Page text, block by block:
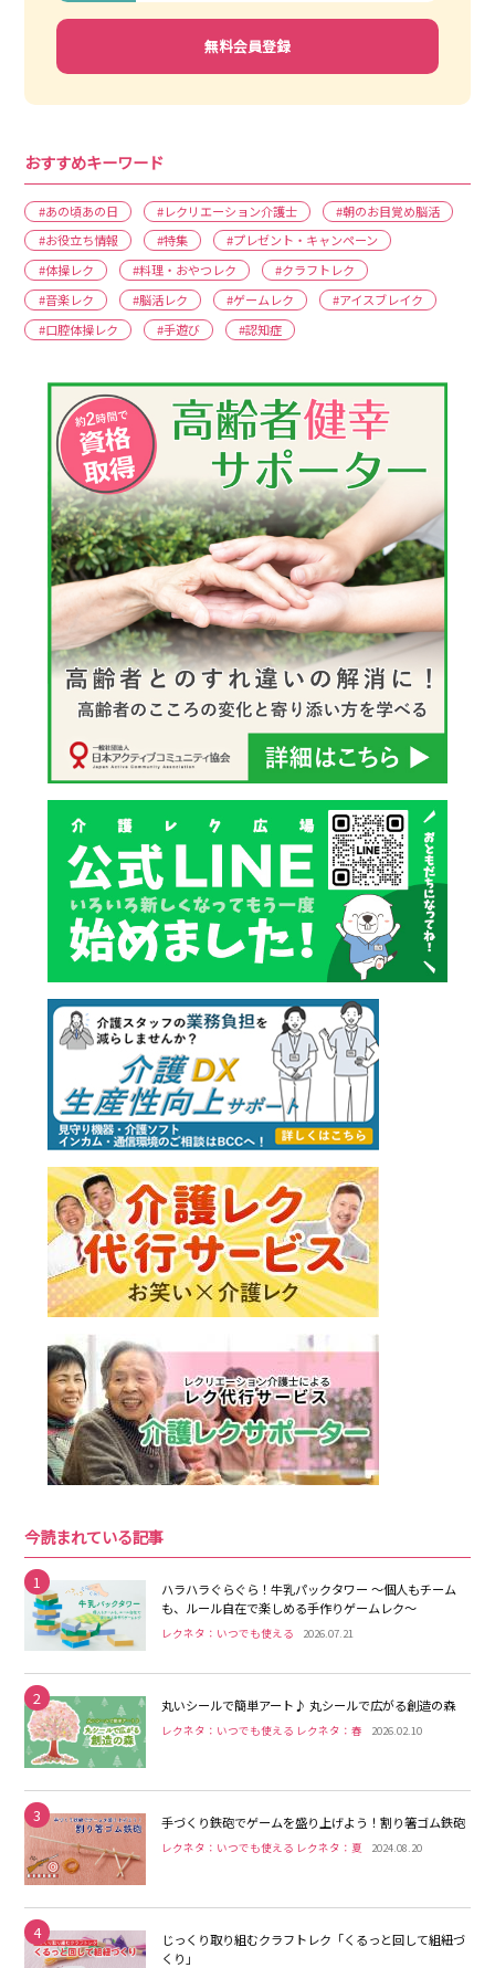
無料会員登録
おすすめキーワード
#あの頃あの日 #レクリエーション介護士
#朝のお目覚め脳活
#お役立ち情報
#特集
#プレゼント・キャンペーン
#体操レク
#料理・おやつレク
#クラフトレク
#音楽レク
#脳活レク #ゲームレク
#アイスブレイク
#口腔体操レク
#手遊び #認知症
今読まれている記事
1
ハラハラぐらぐら！牛乳パックタワー 〜個人もチーム
も、ルール自在で楽しめる手作りゲームレク〜
レクネタ：いつでも使える 2026.07.21
2 丸いシールで簡単アート♪ 丸シールで広がる創造の森
レクネタ：いつでも使える レクネタ：春 2026.02.10
3 手づくり鉄砲でゲームを盛り上げよう！割り箸ゴム鉄砲
レクネタ：いつでも使える レクネタ：夏 2024.08.20
4
じっくり取り組むクラフトレク「くるっと回して組紐づ
くり」